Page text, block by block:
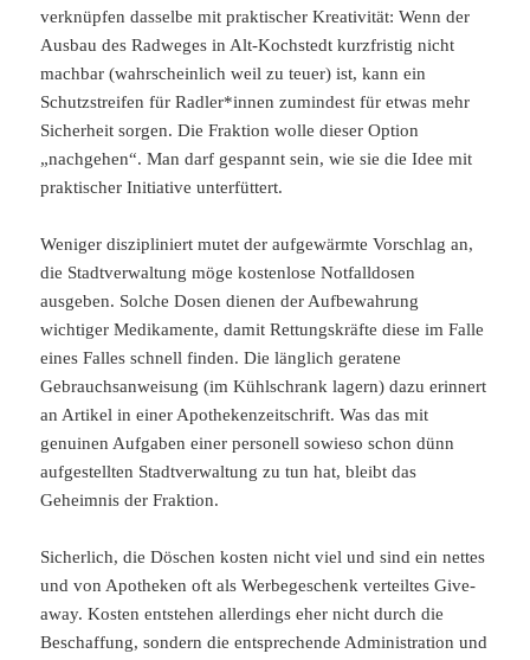
verknüpfen dasselbe mit praktischer Kreativität: Wenn der
Ausbau des Radweges in Alt-Kochstedt kurzfristig nicht
machbar (wahrscheinlich weil zu teuer) ist, kann ein
Schutzstreifen für Radler*innen zumindest für etwas mehr
Sicherheit sorgen. Die Fraktion wolle dieser Option
„nachgehen“. Man darf gespannt sein, wie sie die Idee mit
praktischer Initiative unterfüttert.
Weniger diszipliniert mutet der aufgewärmte Vorschlag an,
die Stadtverwaltung möge kostenlose Notfalldosen
ausgeben. Solche Dosen dienen der Aufbewahrung
wichtiger Medikamente, damit Rettungskräfte diese im Falle
eines Falles schnell finden. Die länglich geratene
Gebrauchsanweisung (im Kühlschrank lagern) dazu erinnert
an Artikel in einer Apothekenzeitschrift. Was das mit
genuinen Aufgaben einer personell sowieso schon dünn
aufgestellten Stadtverwaltung zu tun hat, bleibt das
Geheimnis der Fraktion.
Sicherlich, die Döschen kosten nicht viel und sind ein nettes
und von Apotheken oft als Werbegeschenk verteiltes Give-
away. Kosten entstehen allerdings eher nicht durch die
Beschaffung, sondern die entsprechende Administration und